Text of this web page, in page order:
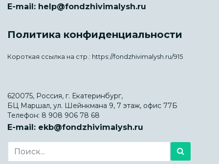
E-mail: help@fondzhivimalysh.ru
Политика конфиденциальности
Короткая ссылка на стр.: https://fondzhivimalysh.ru/915
620075, Россия, г. Екатеринбург,
БЦ Маршал, ул. Шейнкмана 9, 7 этаж, офис 77Б
Телефон: 8 908 906 78 68
E-mail: ekb@fondzhivimalysh.ru